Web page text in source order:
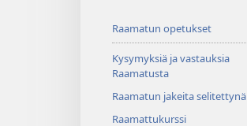
Raamatun opetukset
Kysymyksiä ja vastauksia
Raamatusta
Raamatun jakeita selitettynä
Raamattukurssi